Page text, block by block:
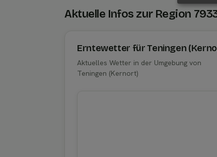
Aktuelle Infos zur Region
Erntewetter für Teningen
Aktuelles Wetter in der Umgebung von
Teningen (Kernort)